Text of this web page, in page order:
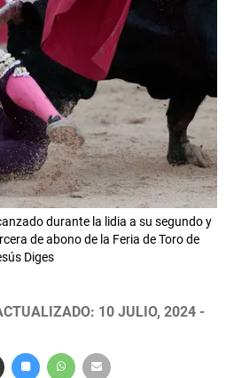
durante la lidia a su segundo y
de abono de la Feria de Toro de
Diges
10 JULIO, 2024 -